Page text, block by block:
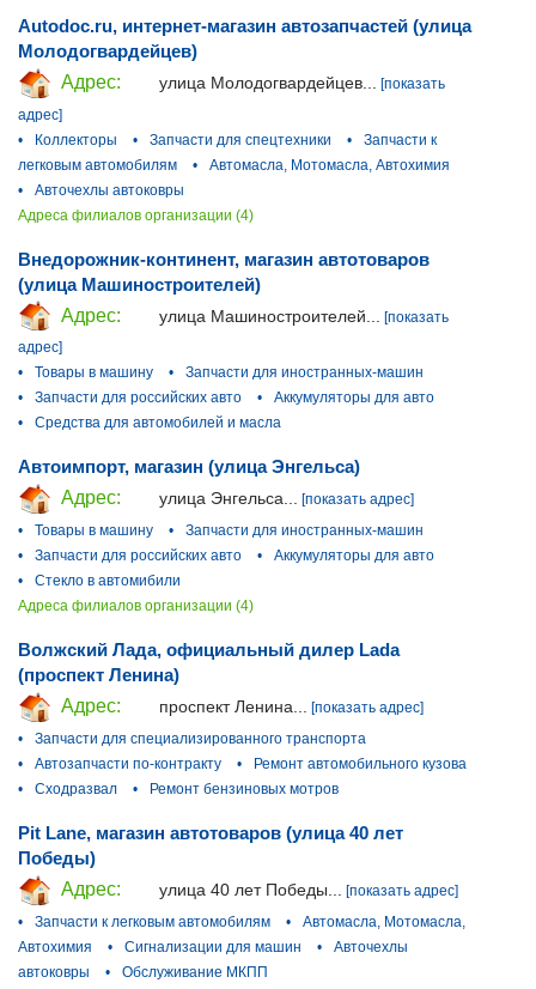
Autodoc.ru, интернет-магазин автозапчастей (улица
Молодогвардейцев)
Адрес:
улица Молодогвардейцев...
[показать
адрес]
•
Коллекторы • Запчасти для спецтехники •
Запчасти к
легковым автомобилям
•
Автомасла, Мотомасла, Автохимия
•
Авточехлы автоковры
Адреса филиалов организации (4)
Внедорожник-континент, магазин автотоваров
(улица Машиностроителей)
Адрес:
улица Машиностроителей...
[показать
адрес]
•
Товары в машину •
Запчасти для иностранных-машин
•
Запчасти для российских авто •
Аккумуляторы для авто
•
Средства для автомобилей и масла
Автоимпорт, магазин (улица Энгельса)
Адрес:
улица Энгельса... [показать адрес]
•
Товары в машину •
Запчасти для иностранных-машин
•
Запчасти для российских авто •
Аккумуляторы для авто
•
Стекло в автомибили
Адреса филиалов организации (4)
Волжский Лада, официальный дилер Lada
(проспект Ленина)
Адрес:
проспект Ленина...
[показать адрес]
•
Запчасти для специализированного транспорта
•
Автозапчасти по-контракту •
Ремонт автомобильного кузова
•
Сходразвал • Ремонт бензиновых мотров
Pit Lane, магазин автотоваров (улица 40 лет
Победы)
Адрес:
улица 40 лет Победы...
[показать адрес]
•
Запчасти к легковым автомобилям •
Автомасла, Мотомасла,
Автохимия
• Сигнализации для машин •
Авточехлы
автоковры
• Обслуживание МКПП